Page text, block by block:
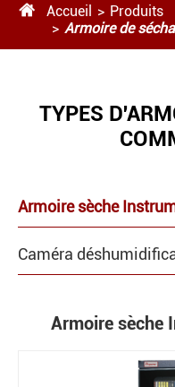
 Accueil
Produits
Armoire de
TYPES
Armoire sèche
Caméra
Armoire sèche